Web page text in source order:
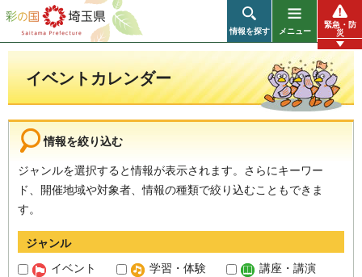
彩の国 埼玉県
情報を探す メニュー
緊急・防
災
イベントカレンダー
情報を絞り込む
ジャンルを選択すると情報が表示されます。さらにキーワー
ド、開催地域や対象者、情報の種類で絞り込むこともできま
す。
ジャンル
イベント
学習・体験
講座・講演